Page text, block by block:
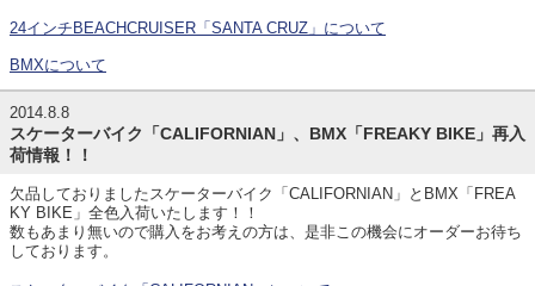
24インチBEACHCRUISER「SANTA CRUZ」について
BMXについて
2014.8.8
スケーターバイク「CALIFORNIAN」、BMX「FREAKY BIKE」再入
荷情報！！
欠品しておりましたスケーターバイク「CALIFORNIAN」とBMX「FREA
KY BIKE」全色入荷いたします！！
数もあまり無いので購入をお考えの方は、是非この機会にオーダーお待ち
しております。